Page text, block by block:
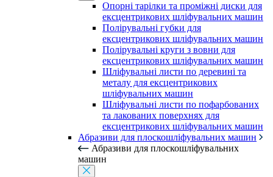
Опорні тарілки та проміжні диски для
ексцентрикових шліфувальних машин
Полірувальні губки для
ексцентрикових шліфувальних машин
Полірувальні круги з вовни для
ексцентрикових шліфувальних машин
Шліфувальні листи по деревині та
металу для ексцентрикових
шліфувальних машин
Шліфувальні листи по пофарбованих
та лакованих поверхнях для
ексцентрикових шліфувальних машин
Абразиви для плоскошліфувальних машин
Абразиви для плоскошліфувальних
машин